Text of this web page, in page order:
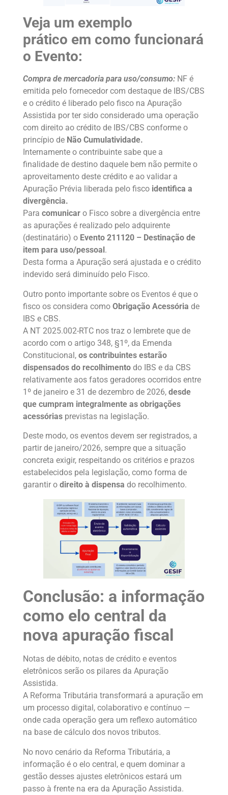
Veja um exemplo
prático em como funcionará
o Evento:
Compra de mercadoria para uso/consumo: NF é
emitida pelo fornecedor com destaque de IBS/CBS
e o crédito é liberado pelo fisco na Apuração
Assistida por ter sido considerado uma operação
com direito ao crédito de IBS/CBS conforme o
princípio de Não Cumulatividade.
Internamente o contribuinte sabe que a
finalidade de destino daquele bem não permite o
aproveitamento deste crédito e ao validar a
Apuração Prévia liberada pelo fisco identifica a
divergência.
Para comunicar o Fisco sobre a divergência entre
as apurações é realizado pelo adquirente
(destinatário) o Evento 211120 – Destinação de
item para uso/pessoal .
Desta forma a Apuração será ajustada e o crédito
indevido será diminuído pelo Fisco.
Outro ponto importante sobre os Eventos é que o
fisco os considera como Obrigação Acessória de
IBS e CBS.
A NT 2025.002-RTC nos traz o lembrete que de
acordo com o artigo 348, §1º, da Emenda
Constitucional, os contribuintes estarão
dispensados do recolhimento do IBS e da CBS
relativamente aos fatos geradores ocorridos entre
1º de janeiro e 31 de dezembro de 2026, desde
que cumpram integralmente as obrigações
acessórias previstas na legislação.
Deste modo, os eventos devem ser registrados, a
partir de janeiro/2026, sempre que a situação
concreta exigir, respeitando os critérios e prazos
estabelecidos pela legislação, como forma de
garantir o direito à dispensa do recolhimento.
Conclusão: a informação
como elo central da
nova apuração fiscal
Notas de débito, notas de crédito e eventos
eletrônicos serão os pilares da Apuração
Assistida.
A Reforma Tributária transformará a apuração em
um processo digital, colaborativo e contínuo —
onde cada operação gera um reflexo automático
na base de cálculo dos novos tributos.
No novo cenário da Reforma Tributária, a
informação é o elo central, e quem dominar a
gestão desses ajustes eletrônicos estará um
passo à frente na era da Apuração Assistida.